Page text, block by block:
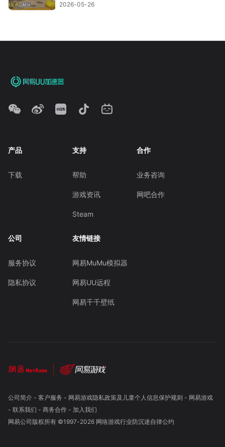
2026-05-26
产品
下载
支持
帮助
游戏资讯
Steam
合作
业务咨询
网吧合作
公司
服务协议
隐私协议
友情链接
网易MuMu模拟器
网易UU远程
网易千千壁纸
公司简介- 客户服务 - 网易游戏隐私政策及儿童个人信息保护规则 - 网易游戏
- 联系我们 - 商务合作- 加入我们
网易公司版权所有 ©1997-2026 网络游戏行业防沉迷自律公约